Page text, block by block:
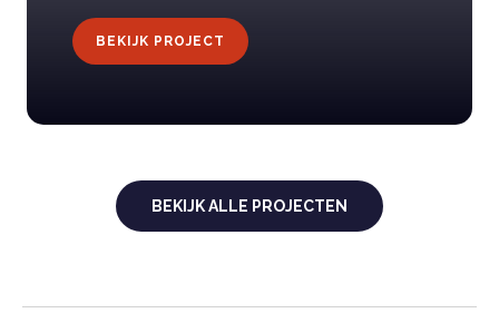
BEKIJK PROJECT
BEKIJK ALLE PROJECTEN